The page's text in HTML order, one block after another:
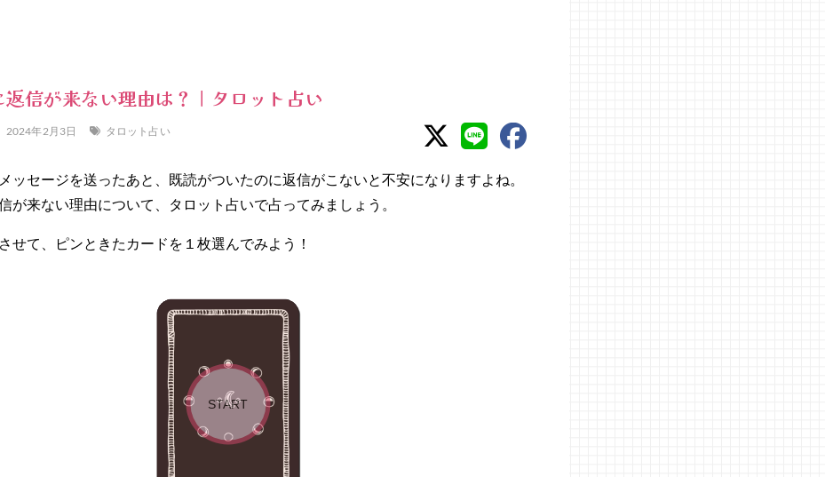
信が来ない理由は？｜タロット占い
2024年2月3日 タロット占い
ッセージを送ったあと、既読がついたのに返信がこないと不安になりますよね。
が来ない理由について、タロット占いで占ってみましょう。
せて、ピンときたカードを１枚選んでみよう！
START